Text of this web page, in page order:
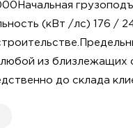
(кВт /лс) 176 /
из близлежащих
до склада